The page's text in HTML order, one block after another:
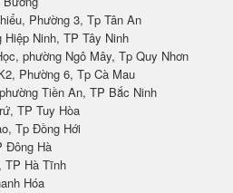
Phường 3, Tp Tân An
Hiệp Ninh, TP Tây Ninh
phường Ngô Mây, Tp Quy Nhơn
Phường 6, Tp Cà Mau
Tiền An, TP Bắc Ninh
TP Tuy Hòa
Tp Đồng Hới
Đông Hà
TP Hà Tĩnh
Hóa